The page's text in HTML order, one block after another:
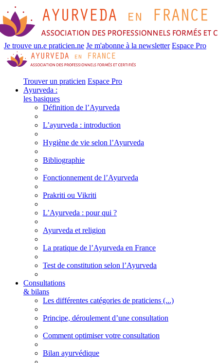
Je trouve un.e praticien.ne Je m'abonne à la newsletter Espace Pro
Trouver un praticien Espace Pro
Ayurveda :
les basiques
Définition de l’Ayurveda
L’ayurveda : introduction
Hygiène de vie selon l’Ayurveda
Bibliographie
Fonctionnement de l’Ayurveda
Prakriti ou Vikriti
L’Ayurveda : pour qui ?
Ayurveda et religion
La pratique de l’Ayurveda en France
Test de constitution selon l’Ayurveda
Consultations
& bilans
Les différentes catégories de praticiens (...)
Principe, déroulement d’une consultation
Comment optimiser votre consultation
Bilan ayurvédique